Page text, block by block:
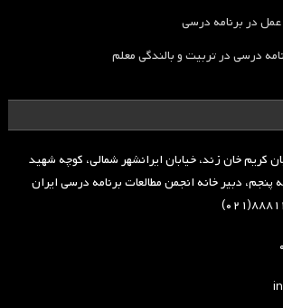
عمل در برنامه درسی
درسی در تربیت و بالندگی معلم
کریم خان زند، خیابان ایرانشهر شمالی، کوچه شهید